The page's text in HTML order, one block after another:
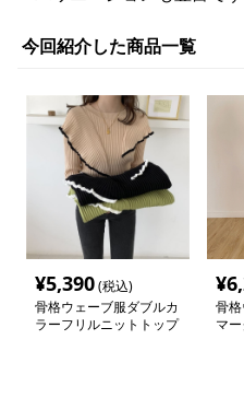
今回紹介した商品一覧
¥5,390(税込)
骨格ウェーブ服ダブルカ
ラーフリルニットトップ
¥
骨
マ